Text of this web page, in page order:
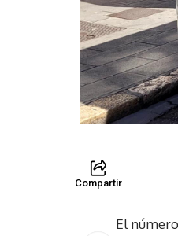
Compartir
El